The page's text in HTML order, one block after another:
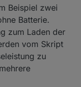
Beispiel zwei
Batterie.
zum Laden der
vom Skript
zu